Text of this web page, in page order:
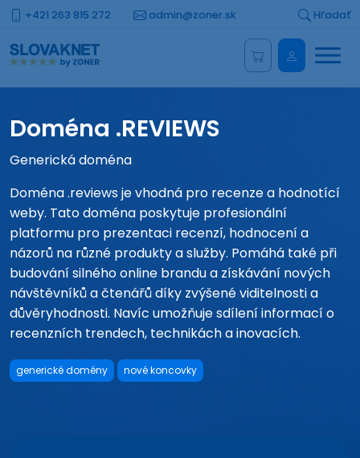
+421 263 815 272 admin@zoner.sk Hľadať
Menu
Doména .REVIEWS
Generická doména
Doména .reviews je vhodná pro recenze a hodnotící
weby. Tato doména poskytuje profesionální
platformu pro prezentaci recenzí, hodnocení a
názorů na různé produkty a služby. Pomáhá také při
budování silného online brandu a získávání nových
návštěvníků a čtenářů díky zvýšené viditelnosti a
důvěryhodnosti. Navíc umožňuje sdílení informací o
recenzních trendech, technikách a inovacích.
generické domény nové koncovky